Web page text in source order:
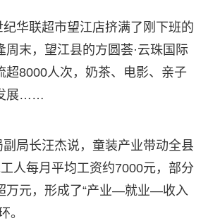
华联超市望江店挤满了刚下班的
周末，望江县的方圆荟·云珠国际
超8000人次，奶茶、电影、亲子
展……
局长汪杰说，童装产业带动全县
人每月平均工资约7000元，部分
万元，形成了“产业—就业—收入
。